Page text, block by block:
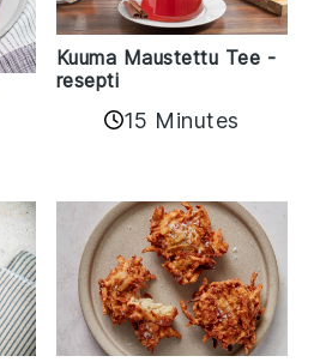
Kuuma Maustettu Tee -
resepti
15 Minutes